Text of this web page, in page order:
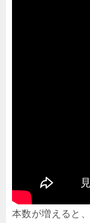
本数が増えると